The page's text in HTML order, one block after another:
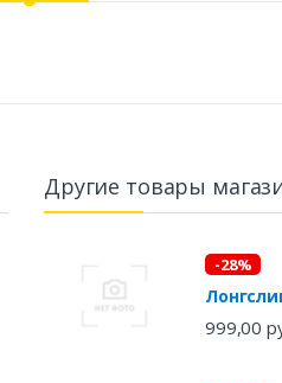
Другие товары
-28%
999,00